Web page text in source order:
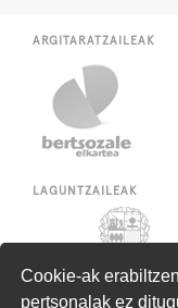
Cookie-ak
pertsonalak ez
ARGITARATZAILEAK
LAGUNTZAILEAK